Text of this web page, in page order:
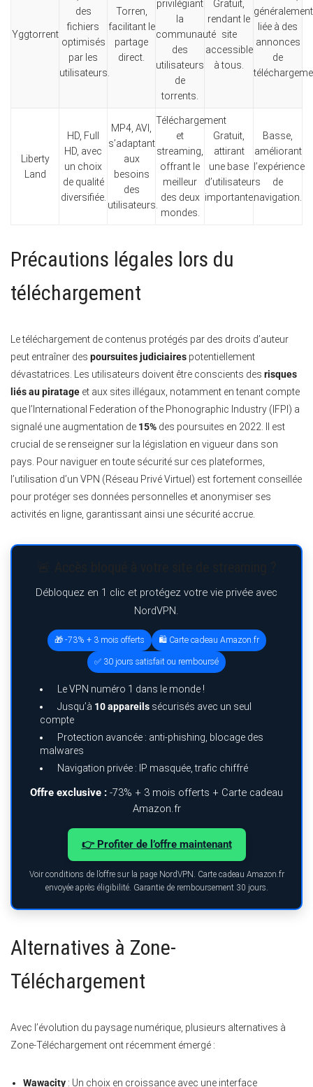
Yggtorrent
des
fichiers
optimisés
par les
utilisateurs.
Torren,
facilitant le
partage
direct.
privilégiant
la
communauté
des
utilisateurs
de
torrents.
Gratuit,
rendant le
site
accessible
à tous.
généralement
liée à des
annonces
de
Liberty
Land
HD, Full
HD, avec
un choix
de qualité
diversifiée.
MP4, AVI,
s’adaptant
aux
besoins
des
utilisateurs.
Téléchargement
et
streaming,
offrant le
meilleur
des deux
mondes.
Gratuit,
attirant
une base
d’utilisateurs
importante.
Basse,
améliorant
l’expérience
de
navigation.
Précautions légales lors du
téléchargement
Le téléchargement de contenus protégés par des droits d’auteur
peut entraîner des poursuites judiciaires potentiellement
dévastatrices. Les utilisateurs doivent être conscients des risques
liés au piratage et aux sites illégaux, notamment en tenant compte
que l’International Federation of the Phonographic Industry (IFPI) a
signalé une augmentation de 15% des poursuites en 2022. Il est
crucial de se renseigner sur la législation en vigueur dans son
pays. Pour naviguer en toute sécurité sur ces plateformes,
l’utilisation d’un VPN (Réseau Privé Virtuel) est fortement conseillée
pour protéger ses données personnelles et anonymiser ses
activités en ligne, garantissant ainsi une sécurité accrue.
Débloquez en 1 clic et protégez votre vie privée avec
NordVPN.
🎁 -73% + 3 mois offerts 🛍️ Carte cadeau Amazon.fr
✅ 30 jours satisfait ou remboursé
Le VPN numéro 1 dans le monde !
Jusqu’à 10 appareils sécurisés avec un seul
compte
Protection avancée : anti-phishing, blocage des
malwares
Navigation privée : IP masquée, trafic chiffré
Offre exclusive : -73% + 3 mois offerts + Carte cadeau
Amazon.fr
👉 Profiter de l’offre maintenant
Voir conditions de l’offre sur la page NordVPN. Carte cadeau Amazon.fr
envoyée après éligibilité. Garantie de remboursement 30 jours.
Alternatives à Zone-
Téléchargement
Avec l’évolution du paysage numérique, plusieurs alternatives à
Zone-Téléchargement ont récemment émergé :
Wawacity : Un choix en croissance avec une interface